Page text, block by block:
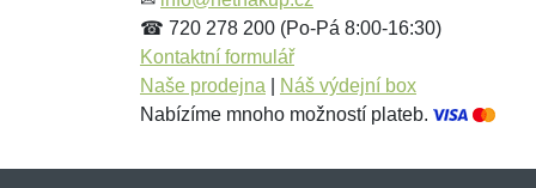
☎ 720 278 200 (Po-Pá 8:00-16:30)
Kontaktní formulář
Naše prodejna
Náš výdejní box
Nabízíme mnoho možností plateb.